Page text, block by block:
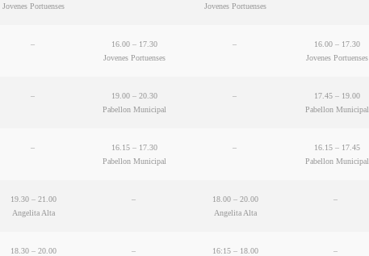
Jovenes Portuenses
Jovenes Portuenses
–
16.00 – 17.30
Jovenes Portuenses
–
16.00 – 17.30
Jovenes Portuenses
–
19.00 – 20.30
Pabellon Municipal
–
17.45 – 19.00
Pabellon Municipal
–
16.15 – 17.30
Pabellon Municipal
–
16.15 – 17.45
Pabellon Municipal
19.30 – 21.00
Angelita Alta
–
18.00 – 20.00
Angelita Alta
–
18.30 – 20.00
–
16:15 – 18.00
–